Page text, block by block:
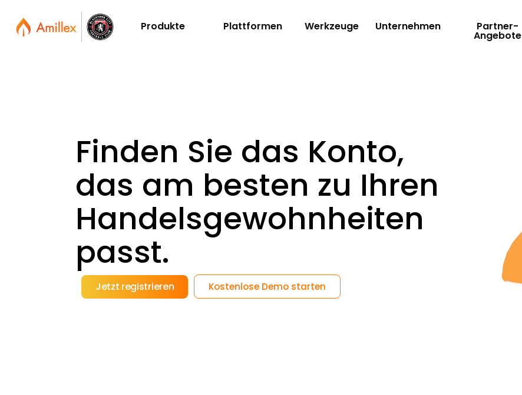
Produkte Plattformen Werkzeuge Unternehmen Partner-
Angebote
Finden Sie das Konto,
das am besten zu Ihren
Handelsgewohnheiten
passt.
Jetzt registrieren Kostenlose Demo starten